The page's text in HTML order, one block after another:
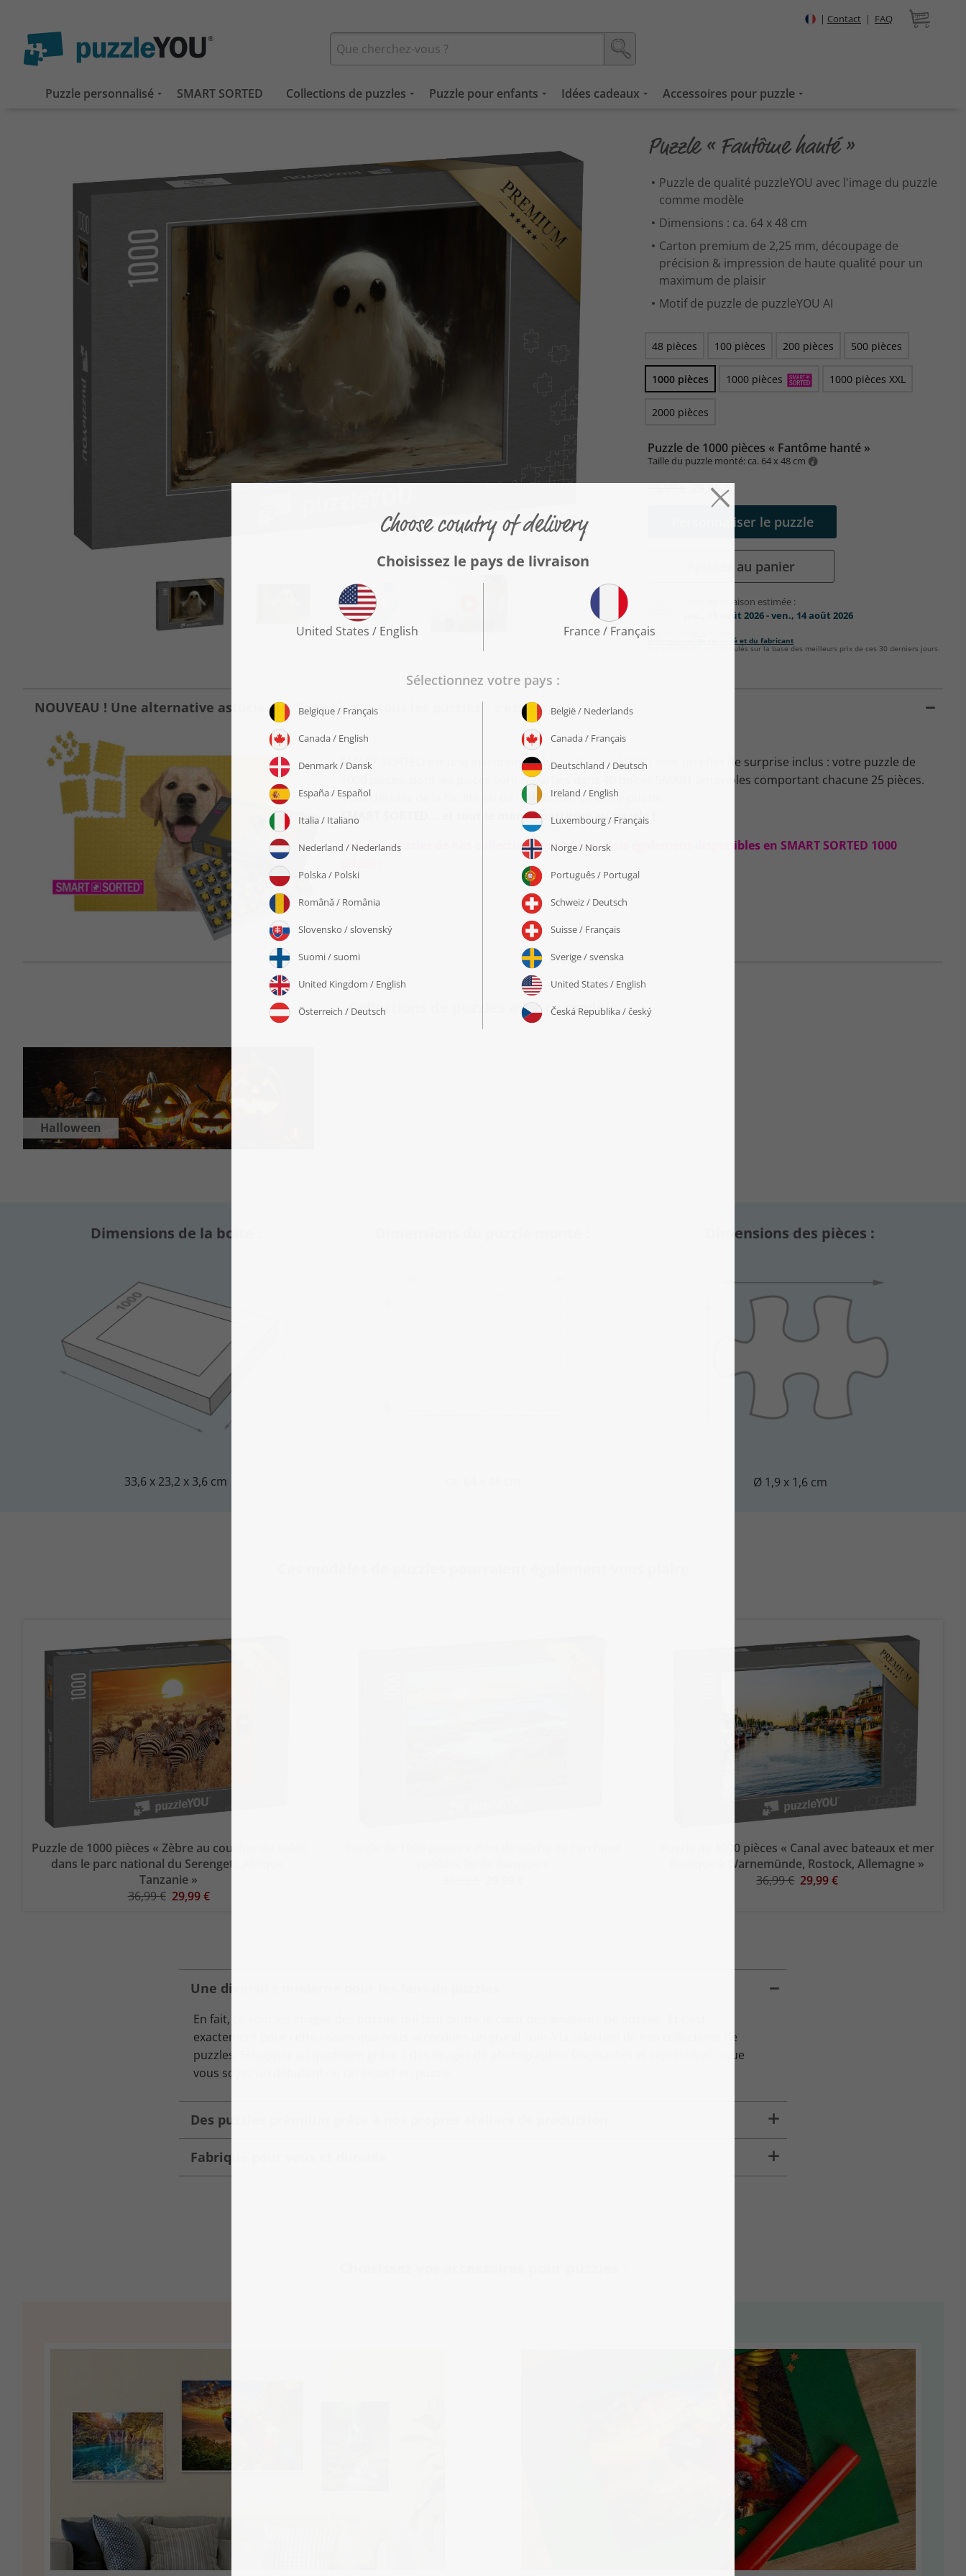
| Contact | FAQ
Puzzle personnalisé SMART SORTED Collections de puzzles Puzzle pour enfants Idées cadeaux Accessoires pour puzzle
Puzzle « Fantôme hanté »
Puzzle de qualité puzzleYOU avec l'image du puzzle
comme modèle
Dimensions : ca. 64 x 48 cm
Carton premium de 2,25 mm, découpage de
précision & impression de haute qualité pour un
maximum de plaisir
Motif de puzzle de puzzleYOU AI
Date de livraison estimée :
jeu., 13 août 2026 - ven., 14 août 2026
48 pièces 100 pièces 200 pièces 500 pièces
1000 pièces 1000 pièces 1000 pièces XXL
2000 pièces
Puzzle de 1000 pièces « Fantôme hanté »
Taille du puzzle monté: ca. 64 x 48 cm
36,99 € 29,99 €
Personnaliser le puzzle
Ajouter au panier
TVA incluse,
Informations de sécurité et du fabricant
Les prix réduits sont calculés sur la base des meilleurs prix de ces 30 derniers jours.
NOUVEAU ! Une alternative astucieuse. Pour réussir tous les puzzles – c’est garanti !
SMART SORTED est une invention exclusive de puzzleYOU avec un effet de surprise inclus : votre puzzle de
1000 pièces, dont les pièces sont réparties dans 40 boîtes SMART amovibles comportant chacune 25 pièces.
Vous décidez de la facilité ou de la difficulté de votre puzzle.
SMART SORTED... et tout le monde participe au puzzle !
Tous les puzzles de nos collections sont désormais également disponibles en SMART SORTED 1000
Collections de puzzles avec ce modèle
Halloween
Dimensions de la boîte :
33,6 x 23,2 x 3,6 cm
Dimensions des pièces :
Ø 1,9 x 1,6 cm
Puzzle de 1000 pièces « Zèbre au coucher du soleil
dans le parc national du Serengeti, Afrique,
Tanzanie »
36,99 € 29,99 €
Puzzle de 1000 pièces « Canal avec bateaux et mer
Baltique à Warnemünde, Rostock, Allemagne »
36,99 € 29,99 €
Une diversité moderne pour les fans de puzzles
En fait, ce sont les images des puzzles qui font battre le cœur des amateurs de puzzles. Et c’est
exactement pour cette raison que nous accordons un grand soin à la sélection de nos collections de
puzzles. Echappez au quotidien grâce à des images de photographes fascinantes et expressives – que
vous soyez un débutant ou un expert en puzzle.
Des puzzles prémium grâce à nos propres ateliers de production
Fabriqué pour vous et durable